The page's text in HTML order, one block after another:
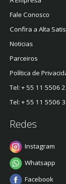
Fale Conosco
Confira a Alta
Noticias
Parceiros
Política de
Tel: + 55 11 5506
Tel: + 55 11 5506
Redes
Instagram
Whatsapp
Facebook